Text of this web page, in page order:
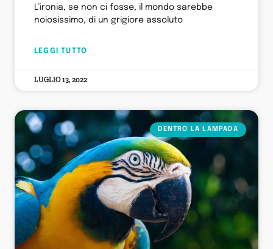
L’ironia, se non ci fosse, il mondo sarebbe
noiosissimo, di un grigiore assoluto
LEGGI TUTTO
LUGLIO 13, 2022
DENTRO LA LAMPADA